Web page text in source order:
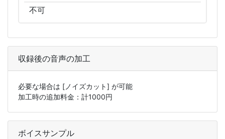
不可
収録後の音声の加工
必要な場合は [ノイズカット] が可能
加工時の追加料金：計1000円
ボイスサンプル